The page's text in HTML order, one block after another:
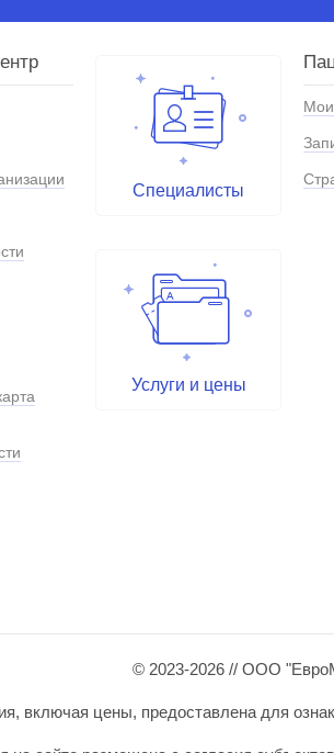
Специалисты
Услуги и цены
© 2023-2026 // ООО
включая цены, предоставлена для